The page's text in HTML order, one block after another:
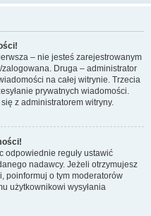
– nie jesteś zarejestrowanym
Druga – administrator
na całej witrynie. Trzecia
prywatnych wiadomości.
z administratorem witryny.
odpowiednie reguły ustawić
nadawcy. Jeżeli otrzymujesz
poinformuj o tym moderatorów
użytkownikowi wysyłania